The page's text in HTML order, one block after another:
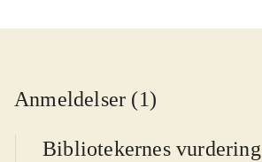
Anmeldelser (1)
Bibliotekernes vurdering